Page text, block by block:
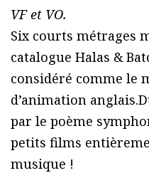
VF et VO.
Six courts métrages
catalogue Halas &
considéré comme le
d’animation
par le poème
petits films
musique !